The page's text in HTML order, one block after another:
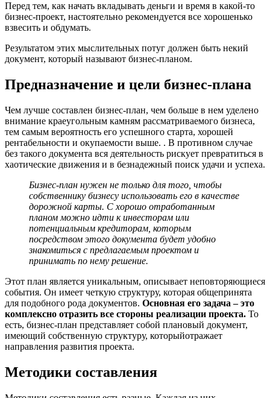
Перед тем, как начать вкладывать деньги и время в какой-то
бизнес-проект, настоятельно рекомендуется все хорошенько
взвесить и обдумать.
Результатом этих мыслительных потуг должен быть некий
документ, который называют бизнес-планом.
Предназначение и цели бизнес-плана
Чем лучше составлен бизнес-план, чем больше в нем уделено
внимание краеугольным камням рассматриваемого бизнеса,
тем самым вероятность его успешного старта, хорошей
рентабельности и окупаемости выше. . В противном случае
без такого документа вся деятельность рискует превратиться в
хаотические движения и в безнадежный поиск удачи и успеха.
Бизнес-план нужен не только для того, чтобы
собственнику бизнесу использовать его в качестве
дорожной карты. С хорошо отработанным
планом можно идти к инвесторам или
потенциальным кредиторам, которым
посредством этого документа будет удобно
знакомиться с предлагаемым проектом и
принимать по нему решение.
Этот план является уникальным, описывает неповторяющиеся
события. Он имеет четкую структуру, которая общепринята
для подобного рода документов. Основная его задача – это
комплексно отразить все стороны реализации проекта. То
есть, бизнес-план представляет собой плановый документ,
имеющий собственную структуру, которыйотражает
направления развития проекта.
Методики составления